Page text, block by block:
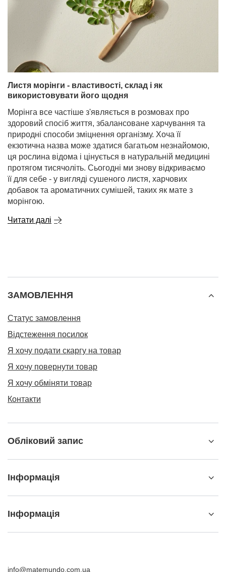
Листя морінги - властивості, склад і як
використовувати його щодня
Морінга все частіше з'являється в розмовах про
здоровий спосіб життя, збалансоване харчування та
природні способи зміцнення організму. Хоча її
екзотична назва може здатися багатьом незнайомою,
ця рослина відома і цінується в натуральній медицині
протягом тисячоліть. Сьогодні ми знову відкриваємо
її для себе - у вигляді сушеного листя, харчових
добавок та ароматичних сумішей, таких як мате з
морінгою.
Читати далі
ЗАМОВЛЕННЯ
Статус замовлення
Відстеження посилок
Я хочу подати скаргу на товар
Я хочу повернути товар
Я хочу обміняти товар
Контакти
Обліковий запис
Інформація
Інформація
info@matemundo.com.ua